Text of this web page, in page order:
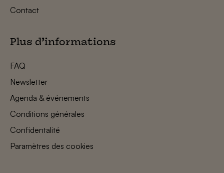
Contact
Plus d’informations
FAQ
Newsletter
Agenda & événements
Conditions générales
Confidentalité
Paramètres des cookies